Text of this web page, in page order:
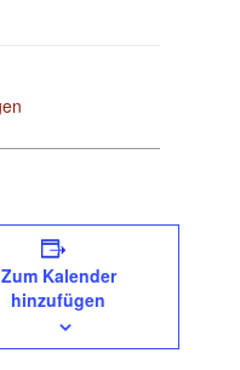
Zum Kalender
hinzufügen